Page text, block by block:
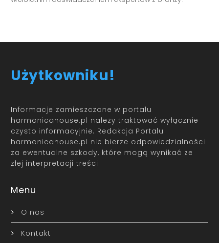
Użytkowniku!
Informacje zamieszczone w portalu
harmonicahouse.pl należy traktować wyłącznie
czysto informacyjnie. Redakcja Portalu
harmonicahouse.pl nie bierze odpowiedzialności
za ewentualne szkody, które mogą wynikać ze
złej interpretacji treści.
Menu
O nas
Kontakt